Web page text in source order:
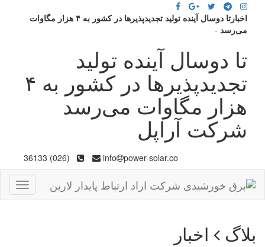
اخبارتا دوسال آینده تولید تجدیدپذیر‌ها در کشور به ۴ هزار مگاوات
می‌رسد -
تا دوسال آینده تولید
تجدیدپذیر‌ها در کشور به ۴
هزار مگاوات می‌رسد
شرکت آراپل
info power-solar.co
(026) 36133
بلاگ اخبار